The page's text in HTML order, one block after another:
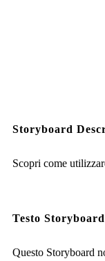
Storyboard
Scopri come
Testo Storyboard
Questo Storyboard